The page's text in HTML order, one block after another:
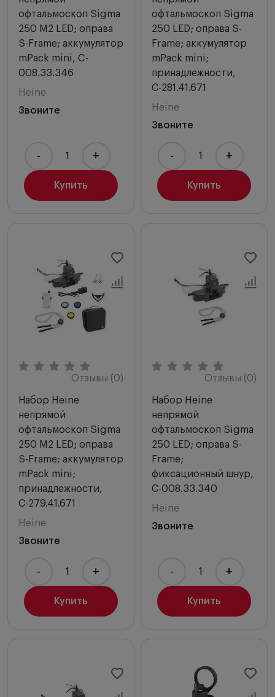
офтальмоскоп Sigma
250 M2 LED; оправа
S-Frame; аккумулятор
mPack mini, C-
008.33.346
Heine
Звоните
Купить
- +
офтальмоскоп Sigma
250 LED; оправа S-
Frame; аккумулятор
mPack mini;
принадлежности,
С-281.41.671
Heine
Звоните
Купить
- +
Отзывы (0)
Набор Heine
непрямой
офтальмоскоп Sigma
250 M2 LED; оправа
S-Frame; аккумулятор
mPack mini;
принадлежности,
С-279.41.671
Heine
Звоните
Купить
- +
Отзывы (0)
Набор Heine
непрямой
офтальмоскоп Sigma
250 LED; оправа S-
Frame;
фиксационный шнур,
С-008.33.340
Heine
Звоните
Купить
- +